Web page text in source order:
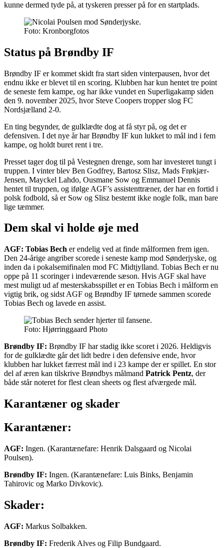
kunne dermed tyde på, at tyskeren presser på for en startplads.
Foto: Kronborgfotos
Status på Brøndby IF
Brøndby IF er kommet skidt fra start siden vinterpausen, hvor det
endnu ikke er blevet til en scoring. Klubben har kun hentet tre point
de seneste fem kampe, og har ikke vundet en Superligakamp siden
den 9. november 2025, hvor Steve Coopers tropper slog FC
Nordsjælland 2-0.
En ting begynder, de gulklædte dog at få styr på, og det er
defensiven. I det nye år har Brøndby IF kun lukket to mål ind i fem
kampe, og holdt buret rent i tre.
Presset tager dog til på Vestegnen drenge, som har investeret tungt i
truppen. I vinter blev Ben Godfrey, Bartosz Slisz, Mads Frøkjær-
Jensen, Mayckel Lahdo, Ousmane Sow og Emmanuel Dennis
hentet til truppen, og ifølge AGF’s assistenttræner, der har en fortid i
polsk fodbold, så er Sow og Slisz bestemt ikke nogle folk, man bare
lige tæmmer.
Dem skal vi holde øje med
AGF: Tobias Bech er endelig ved at finde målformen frem igen.
Den 24-årige angriber scorede i seneste kamp mod Sønderjyske, og
inden da i pokalsemifinalen mod FC Midtjylland. Tobias Bech er nu
oppe på 11 scoringer i indeværende sæson. Hvis AGF skal have
mest muligt ud af mesterskabsspillet er en Tobias Bech i målform en
vigtig brik, og sidst AGF og Brøndby IF tørnede sammen scorede
Tobias Bech og lavede en assist.
Foto: Hjørringgaard Photo
Brøndby IF: Brøndby IF har stadig ikke scoret i 2026. Heldigvis
for de gulklædte går det lidt bedre i den defensive ende, hvor
klubben har lukket færrest mål ind i 23 kampe der er spillet. En stor
del af æren kan tilskrive Brøndbys målmand Patrick Pentz, der
både står noteret for flest clean sheets og flest afværgede mål.
Karantæner og skader
Karantæner:
AGF: Ingen. (Karantænefare: Henrik Dalsgaard og Nicolai
Poulsen).
Brøndby IF: Ingen. (Karantænefare: Luis Binks, Benjamin
Tahirovic og Marko Divkovic).
Skader:
AGF: Markus Solbakken.
Brøndby IF: Frederik Alves og Filip Bundgaard.